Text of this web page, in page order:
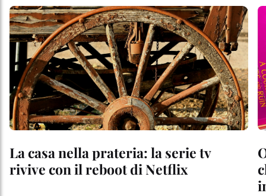
La casa nella prateria: la serie tv
rivive con il reboot di Netflix